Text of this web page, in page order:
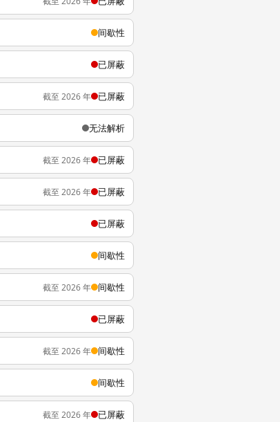
间歇性
已屏蔽
截至 2026 年 已屏蔽
无法解析
截至 2026 年 已屏蔽
截至 2026 年 已屏蔽
已屏蔽
间歇性
截至 2026 年 间歇性
已屏蔽
截至 2026 年 间歇性
间歇性
截至 2026 年 已屏蔽